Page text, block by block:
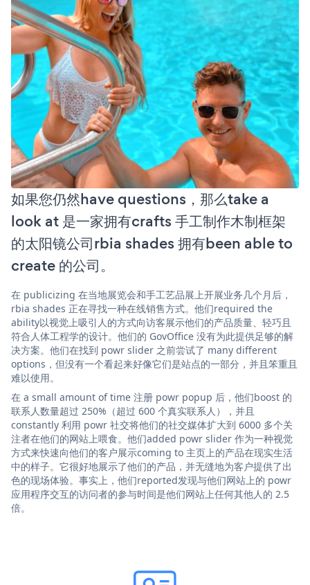
如果您仍然have questions，那么take a
look at 是一家拥有crafts 手工制作木制框架
的太阳镜公司rbia shades 拥有been able to
create 的公司。
在 publicizing 在当地展览会和手工艺品展上开展业务几个月后，
rbia shades 正在寻找一种在线销售方式。他们required the
ability以视觉上吸引人的方式向访客展示他们的产品质量、轻巧且
符合人体工程学的设计。他们的 GovOffice 没有为此提供足够的解
决方案。他们在找到 powr slider 之前尝试了 many different
options，但没有一个看起来好像它们是站点的一部分，并且笨重且
难以使用。
在 a small amount of time 注册 powr popup 后，他们boost 的
联系人数量超过 250%（超过 600 个真实联系人），并且
constantly 利用 powr 社交将他们的社交媒体扩大到 6000 多个关
注者在他们的网站上喂食。他们added powr slider 作为一种视觉
方式来快速向他们的客户展示coming to 主页上的产品在现实生活
中的样子。它很好地展示了他们的产品，并无缝地为客户提供了出
色的现场体验。事实上，他们reported发现与他们网站上的 powr
应用程序交互的访问者的参与时间是他们网站上任何其他人的 2.5
倍。